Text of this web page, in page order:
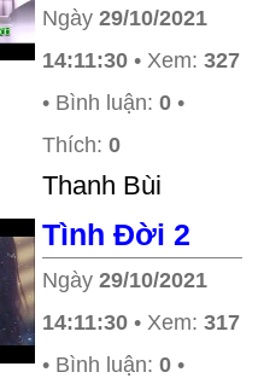
Ngày 29/10/2021
14:11:30 • Xem: 327
• Bình luận: 0 •
Thích: 0
Thanh Bùi
Tình Đời 2
Ngày 29/10/2021
14:11:30 • Xem: 317
• Bình luận: 0 •